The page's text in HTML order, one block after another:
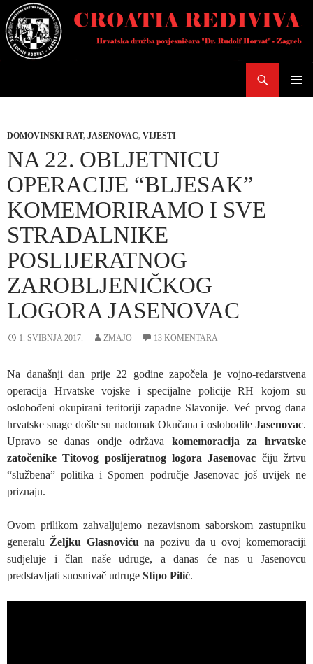
Skoči
do
sadržaja
DOMOVINSKI RAT, JASENOVAC, VIJESTI
NA 22. OBLJETNICU
OPERACIJE “BLJESAK”
KOMEMORIRAMO I SVE
STRADALNIKE
POSLIJERATNOG
ZAROBLJENIČKOG
LOGORA JASENOVAC
1. SVIBNJA 2017. ZMAJO 13 KOMENTARA
Na današnji dan prije 22 godine započela je vojno-redarstvena
operacija Hrvatske vojske i specijalne policije RH kojom su
oslobođeni okupirani teritoriji zapadne Slavonije. Već prvog dana
hrvatske snage došle su nadomak Okučana i oslobodile Jasenovac.
Upravo se danas ondje održava komemoracija za hrvatske
zatočenike Titovog poslijeratnog logora Jasenovac čiju žrtvu
“službena” politika i Spomen područje Jasenovac još uvijek ne
priznaju.
Ovom prilikom zahvaljujemo nezavisnom saborskom zastupniku
generalu Željku Glasnoviću na pozivu da u ovoj komemoraciji
sudjeluje i član naše udruge, a danas će nas u Jasenovcu
predstavljati suosnivač udruge Stipo Pilić.